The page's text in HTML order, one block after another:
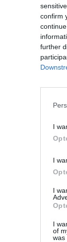
confirm
further
I
I
I
I
of
was
ahhoz, hogy
Bizottság
azonban a